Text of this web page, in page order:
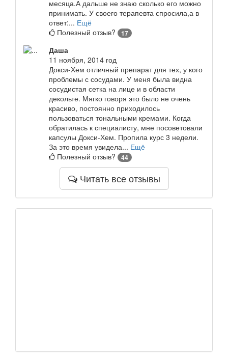
месяца.А дальше не знаю сколько его можно
принимать. У своего терапевта спросила,а в
ответ:... Ещё
Полезный отзыв?
17
Даша
11 ноября, 2014 год
Докси-Хем отличный препарат для тех, у кого
проблемы с сосудами. У меня была видна
сосудистая сетка на лице и в области
декольте. Мягко говоря это было не очень
красиво, постоянно приходилось
пользоваться тональными кремами. Когда
обратилась к специалисту, мне посоветовали
капсулы Докси-Хем. Пропила курс 3 недели.
За это время увидела... Ещё
Полезный отзыв?
44
Читать все отзывы